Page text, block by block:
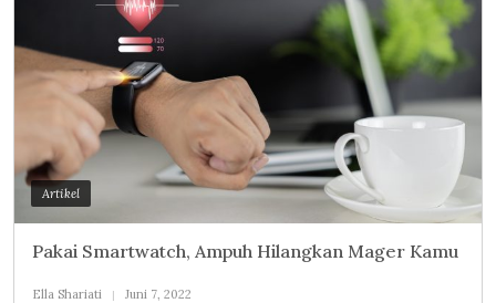
Artikel
Pakai Smartwatch, Ampuh Hilangkan Mager Kamu
Ella Shariati Juni 7, 2022